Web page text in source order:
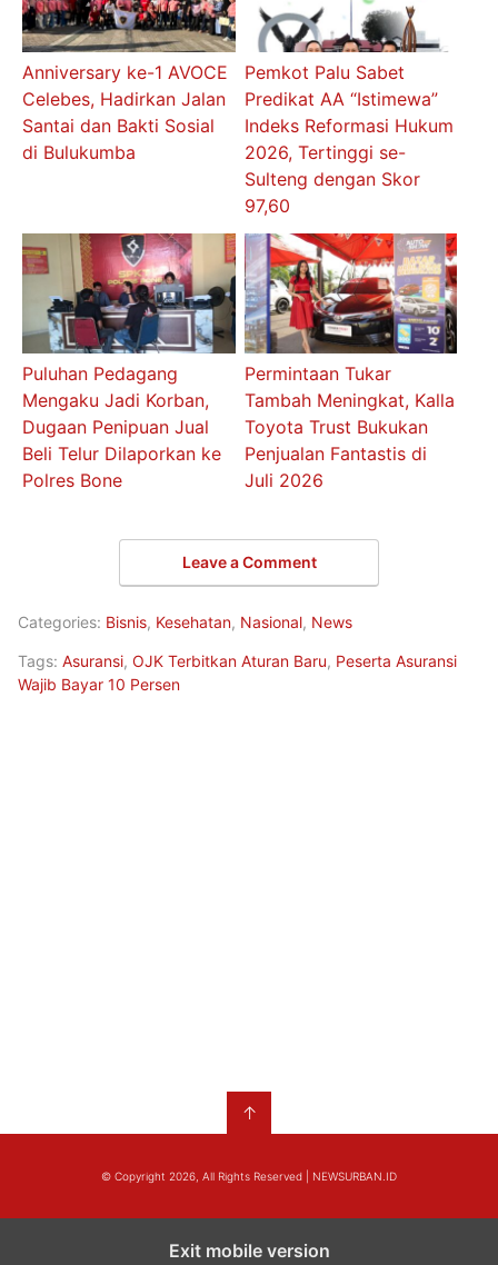
Anniversary ke-1 AVOCE
Celebes, Hadirkan Jalan
Santai dan Bakti Sosial
di Bulukumba
Pemkot Palu Sabet
Predikat AA “Istimewa”
Indeks Reformasi Hukum
2026, Tertinggi se-
Sulteng dengan Skor
97,60
Puluhan Pedagang
Mengaku Jadi Korban,
Dugaan Penipuan Jual
Beli Telur Dilaporkan ke
Polres Bone
Permintaan Tukar
Tambah Meningkat, Kalla
Toyota Trust Bukukan
Penjualan Fantastis di
Juli 2026
Leave a Comment
Categories: Bisnis, Kesehatan, Nasional, News
Tags: Asuransi, OJK Terbitkan Aturan Baru, Peserta Asuransi
Wajib Bayar 10 Persen
↑
© Copyright 2026, All Rights Reserved | NEWSURBAN.ID
Exit mobile version